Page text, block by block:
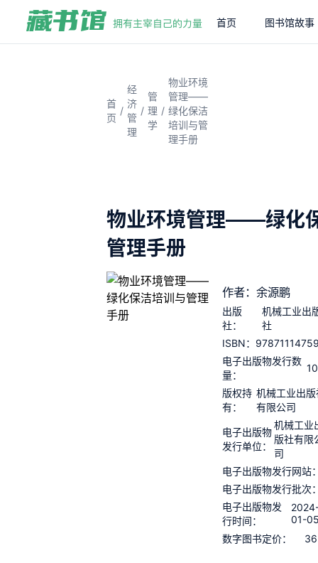
首页 图书馆故事
首
页
/
经
济
管
理
/
管
理
学
/
物业环境
管理——
绿化保洁
培训与管
理手册
物业环境管理——绿化
管理手册
作者：余源鹏
出版
社：
机械工业出
社
ISBN：
电子出版物发行数
量：
版权持
有：
机械工业出版
有限公司
电子出版物
发行单位：
机械工业
版社有限
司
电子出版物发行网站
电子出版物发行批次
电子出版物发
行时间：
01-
数字图书定价：